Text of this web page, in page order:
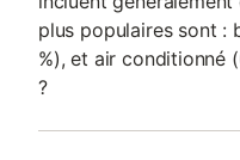
plus populaires sont :
%), et air conditionné
?